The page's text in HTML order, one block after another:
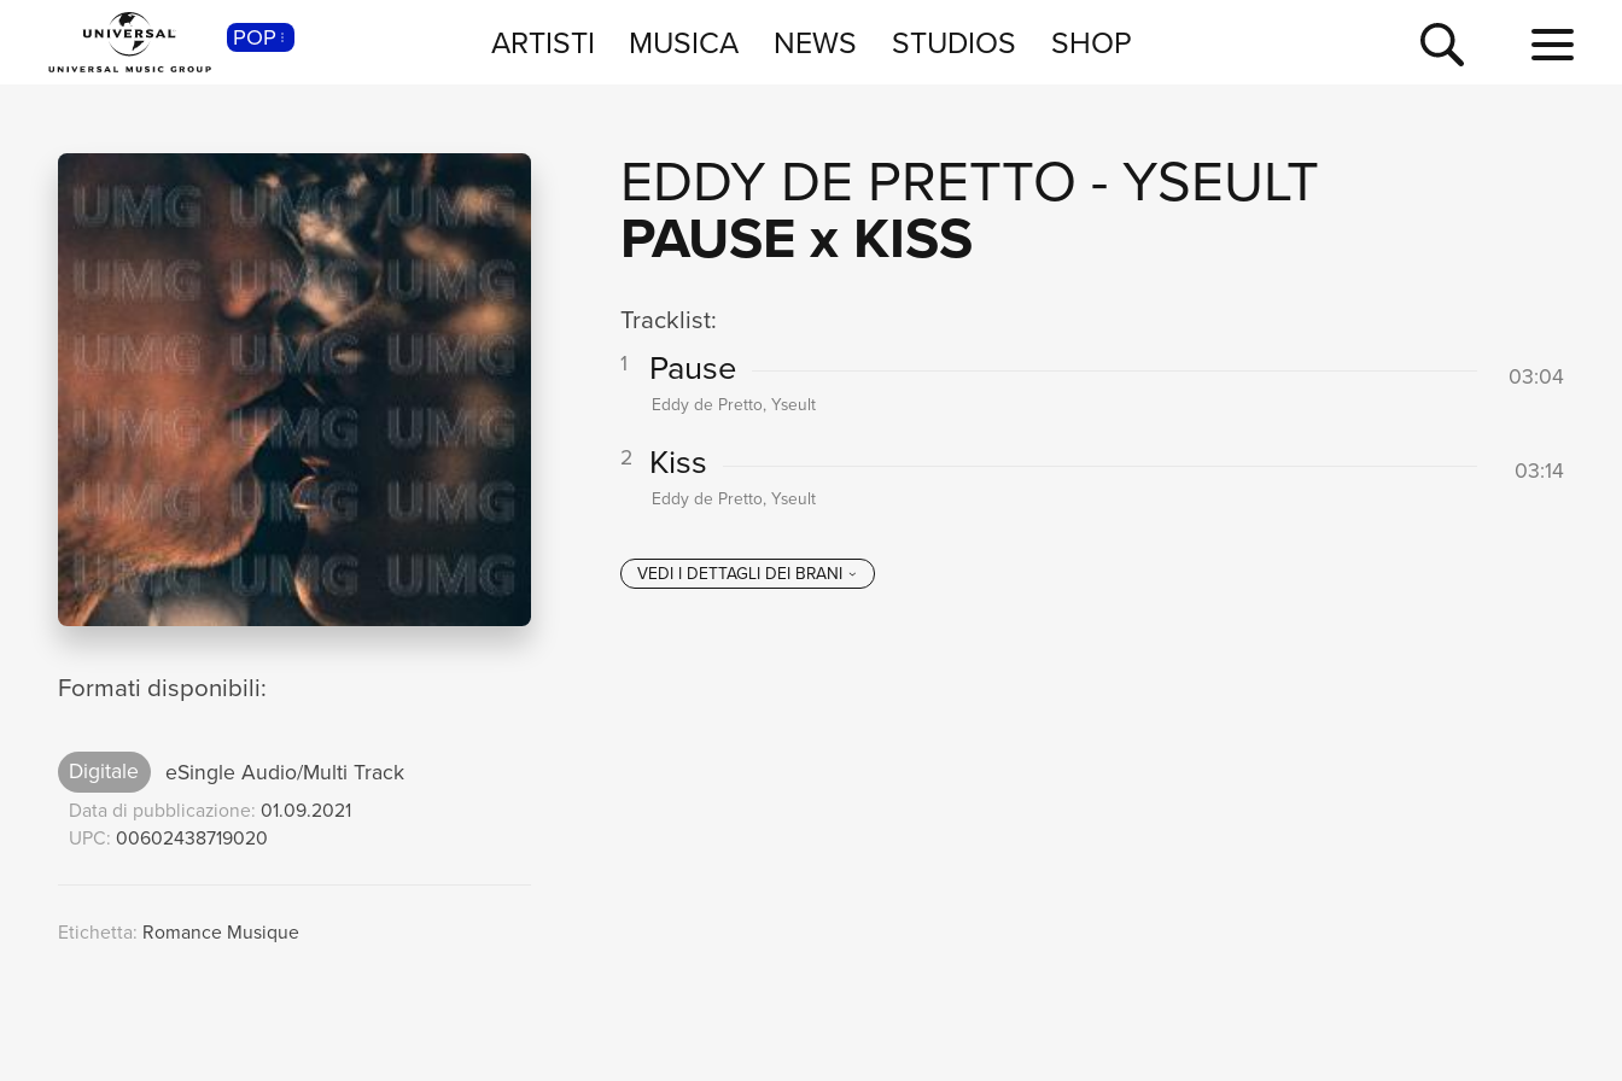
POP ARTISTI MUSICA NEWS STUDIOS SHOP
Formati disponibili:
Digitale eSingle Audio/Multi Track
Data di pubblicazione: 01.09.2021
UPC: 00602438719020
Etichetta: Romance Musique
EDDY DE PRETTO -YSEULT
PAUSE x KISS
Tracklist:
1 Pause 03:04
Eddy de Pretto, Yseult
2 Kiss 03:14
Eddy de Pretto, Yseult
CLASSICA
SHOP
NEWS